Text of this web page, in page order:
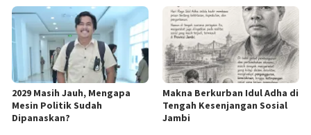
2029 Masih Jauh, Mengapa
Mesin Politik Sudah
Dipanaskan?
Makna Berkurban Idul Adha di
Tengah Kesenjangan Sosial
Jambi